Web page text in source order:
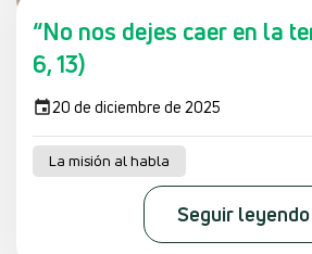
“No nos dejes caer en la
6, 13)
20 de diciembre de 2025
La misión al habla
Seguir leyendo